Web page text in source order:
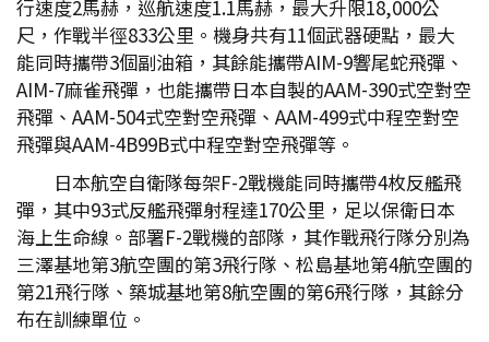
行速度2馬赫，巡航速度1.1馬赫，最大升限18,000公
尺，作戰半徑833公里。機身共有11個武器硬點，最大
能同時攜帶3個副油箱，其餘能攜帶AIM-9響尾蛇飛彈、
AIM-7麻雀飛彈，也能攜帶日本自製的AAM-390式空對空
飛彈、AAM-504式空對空飛彈、AAM-499式中程空對空
飛彈與AAM-4B99B式中程空對空飛彈等。
日本航空自衛隊每架F-2戰機能同時攜帶4枚反艦飛
彈，其中93式反艦飛彈射程達170公里，足以保衛日本
海上生命線。部署F-2戰機的部隊，其作戰飛行隊分別為
三澤基地第3航空團的第3飛行隊、松島基地第4航空團的
第21飛行隊、築城基地第8航空團的第6飛行隊，其餘分
布在訓練單位。